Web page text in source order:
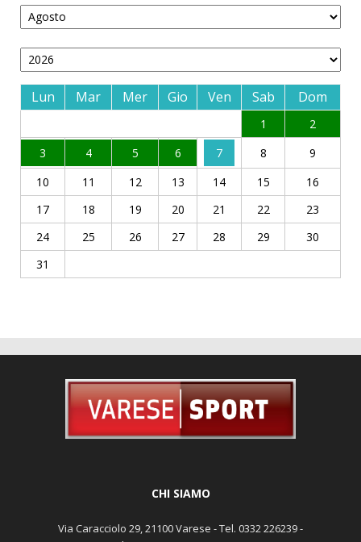
Lun Mar Mer Gio Ven Sab Dom
1
2
3
4 5 6 7 8
9
10
11 12 13 14 15
16
17
18 19 20 21 22
23
24
25 26 27 28 29
30
31
CHI SIAMO
Via Caracciolo 29, 21100 Varese - Tel. 0332 226239 -